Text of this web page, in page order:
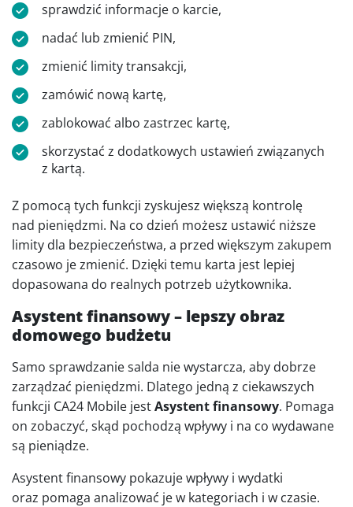
sprawdzić informacje o karcie,
nadać lub zmienić PIN,
zmienić limity transakcji,
zamówić nową kartę,
zablokować albo zastrzec kartę,
skorzystać z dodatkowych ustawień związanych
z kartą.
Z pomocą tych funkcji zyskujesz większą kontrolę
nad pieniędzmi. Na co dzień możesz ustawić niższe
limity dla bezpieczeństwa, a przed większym zakupem
czasowo je zmienić. Dzięki temu karta jest lepiej
dopasowana do realnych potrzeb użytkownika.
Asystent finansowy – lepszy obraz
domowego budżetu
Samo sprawdzanie salda nie wystarcza, aby dobrze
zarządzać pieniędzmi. Dlatego jedną z ciekawszych
funkcji CA24 Mobile jestAsystent finansowy. Pomaga
on zobaczyć, skąd pochodzą wpływy i na co wydawane
są pieniądze.
Asystent finansowy pokazuje wpływy i wydatki
oraz pomaga analizować je w kategoriach i w czasie.